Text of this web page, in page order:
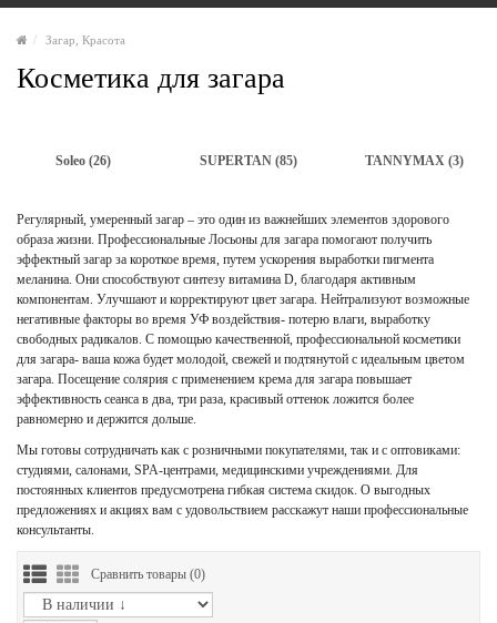
Загар, Красота
Косметика для загара
Soleo (26) SUPERTAN (85) TANNYMAX (3)
Регулярный, умеренный загар – это один из важнейших элементов здорового
образа жизни. Профессиональные Лосьоны для загара помогают получить
эффектный загар за короткое время, путем ускорения выработки пигмента
меланина. Они способствуют синтезу витамина D, благодаря активным
компонентам. Улучшают и корректируют цвет загара. Нейтрализуют возможные
негативные факторы во время УФ воздействия- потерю влаги, выработку
свободных радикалов. С помощью качественной, профессиональной косметики
для загара- ваша кожа будет молодой, свежей и подтянутой с идеальным цветом
загара. Посещение солярия с применением крема для загара повышает
эффективность сеанса в два, три раза, красивый оттенок ложится более
равномерно и держится дольше.
Мы готовы сотрудничать как с розничными покупателями, так и с оптовиками:
студиями, салонами, SPA-центрами, медицинскими учреждениями. Для
постоянных клиентов предусмотрена гибкая система скидок. О выгодных
предложениях и акциях вам с удовольствием расскажут наши профессиональные
консультанты.
Сравнить товары (0)